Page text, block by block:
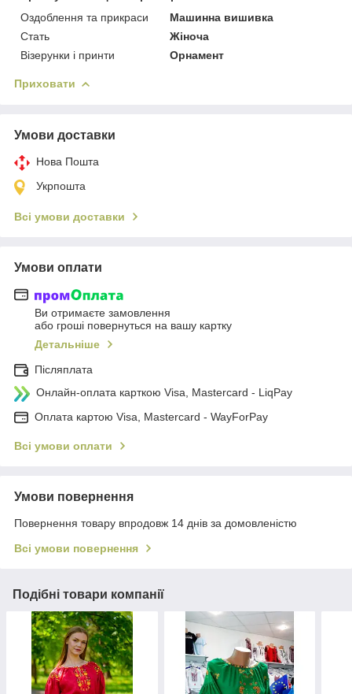
Оздоблення та прикраси
Машинна вишивка
Стать
Жіноча
Візерунки і принти
Орнамент
Приховати
Умови доставки
Нова Пошта
Укрпошта
Всі умови доставки
Умови оплати
Ви отримаєте замовлення
або гроші повернуться на вашу картку
Детальніше
Післяплата
Онлайн-оплата карткою Visa, Mastercard - LiqPay
Оплата картою Visa, Mastercard - WayForPay
Всі умови оплати
Умови повернення
Повернення товару впродовж 14 днів за домовленістю
Всі умови повернення
Подібні товари компанії